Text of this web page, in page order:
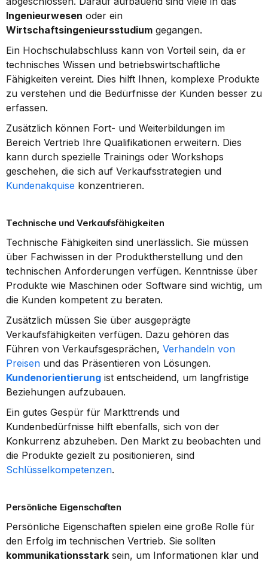
Ingenieurwesen
Wirtschaftsingenieursstudium gegangen.
Ein Hochschulabschluss kann von Vorteil sein, da er
technisches Wissen und betriebswirtschaftliche
Fähigkeiten vereint. Dies hilft Ihnen, komplexe Produkte
zu verstehen und die Bedürfnisse der Kunden besser zu
erfassen.
Zusätzlich können Fort- und Weiterbildungen im
Bereich Vertrieb Ihre Qualifikationen erweitern. Dies
kann durch spezielle Trainings oder Workshops
Kundenakquise konzentrieren.
Technische und Verkaufsfähigkeiten
Technische Fähigkeiten sind unerlässlich. Sie müssen
über Fachwissen in der Produktherstellung und den
technischen Anforderungen verfügen. Kenntnisse über
Produkte wie Maschinen oder Software sind wichtig, um
die Kunden kompetent zu beraten.
Zusätzlich müssen Sie über ausgeprägte
Verkaufsfähigkeiten verfügen. Dazu gehören das
Führen von Verkaufsgesprächen, Verhandeln von
Preisen
Kundenorientierung ist entscheidend, um langfristige
Beziehungen aufzubauen.
Ein gutes Gespür für Markttrends und
Kundenbedürfnisse hilft ebenfalls, sich von der
Konkurrenz abzuheben. Den Markt zu beobachten und
Schlüsselkompetenzen.
Persönliche Eigenschaften
Persönliche Eigenschaften spielen eine große Rolle für
kommunikationsstark sein, um Informationen klar und